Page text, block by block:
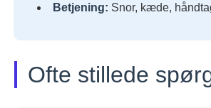
Betjening: Snor, kæde,
Ofte stillede